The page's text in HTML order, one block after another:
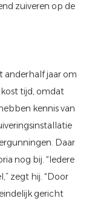
zuiveren op de
jaar om
tijd, omdat
kennis van
Daar
nog bij. “Iedere
zegt hij. “Door
gericht